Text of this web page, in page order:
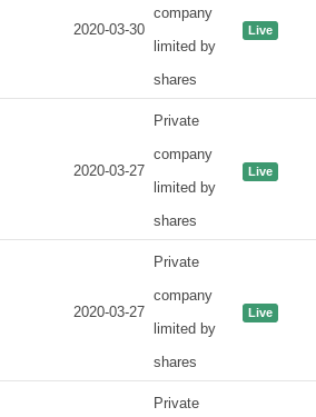
2020-03-30
company
limited by
shares
Live
2020-03-27
Private
company
limited by
shares
Live
2020-03-27
Private
company
limited by
shares
Live
Private